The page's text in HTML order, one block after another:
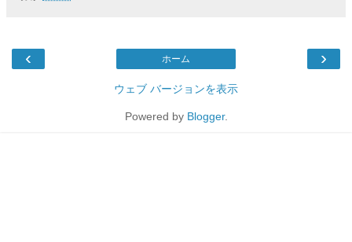
‹ ›
ホーム
ウェブ バージョンを表示
Powered by Blogger.